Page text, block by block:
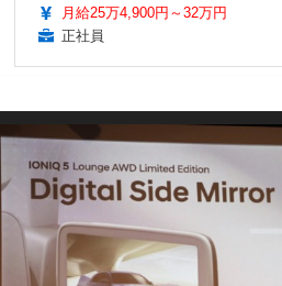
月給25万4,900円～32万円
正社員